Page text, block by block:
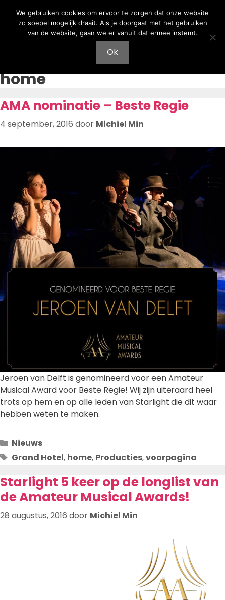
naar
naar
home
AMA nominatie – Beste Regie
4 september, 2016 door Michiel Min
Jeroen van Delft is genomineerd voor een Amateur
Musical Award voor Beste Regie! Wij zijn uiteraard heel
trots op hem en op alle leden van Starlight die dit waar
hebben weten te maken.
Categorieën
Nieuws
Tags
Grand Hotel, home, Producties,voorpagina
Starlight 5 keer op de longlist van
de Amateur Musical Awards!
28 augustus, 2016 door Michiel Min
We gebruiken cookies om ervoor te zorgen dat onze website
zo soepel mogelijk draait. Als je doorgaat met het gebruiken
van de website, gaan we er vanuit dat ermee instemt.
Ok